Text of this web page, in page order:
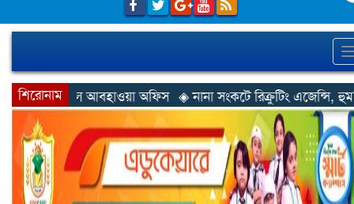
শিরোনাম
অফিস ◈ নানা সংকটে রিক্রুটিং এজেন্সি, হুমকির মুখে শ্রম রপ্তানি ◈